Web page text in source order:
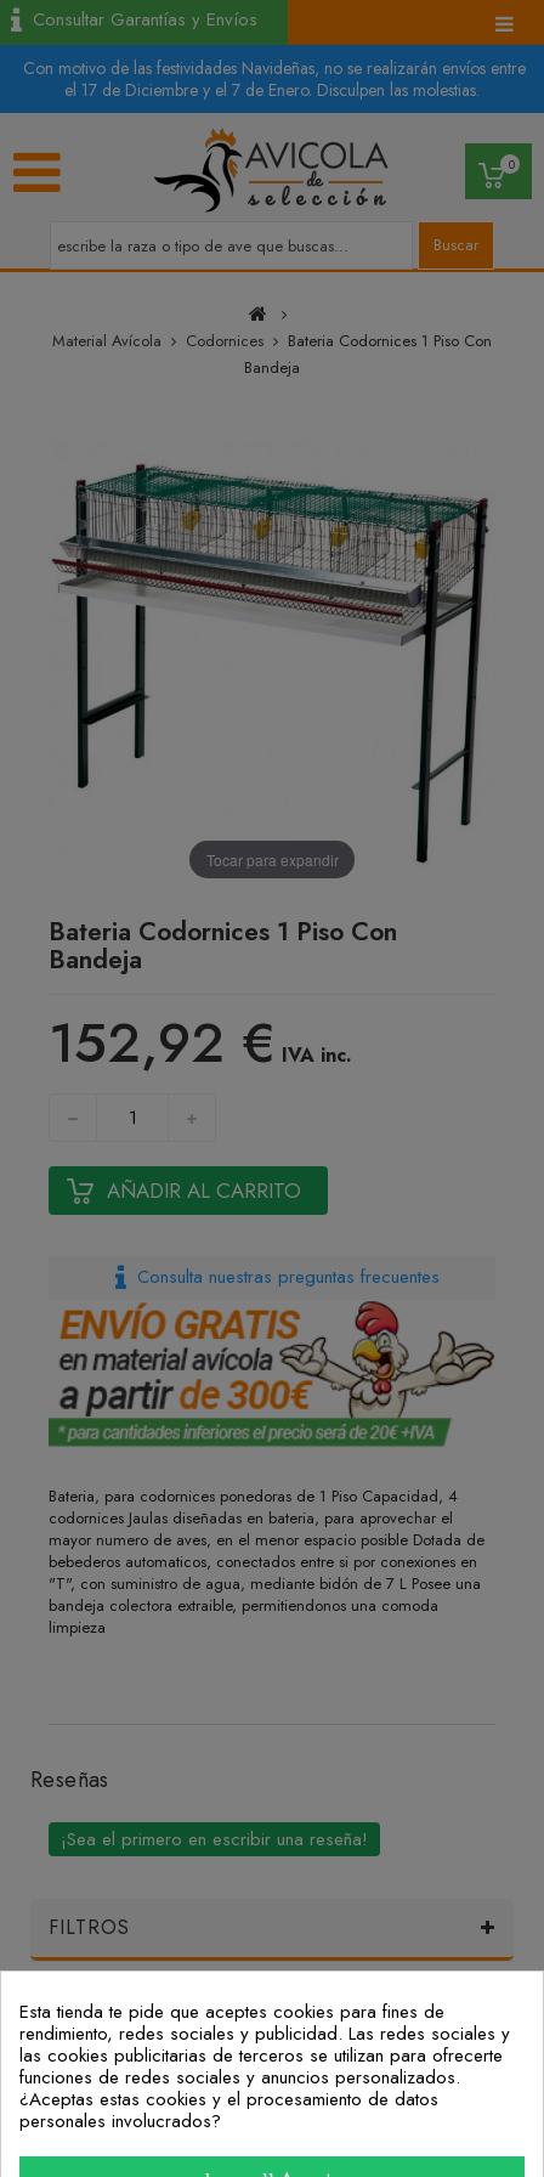
Con motivo de las festividades Navideñas, no se realizarán envíos entre
el 17 de Diciembre y el 7 de Enero. Disculpen las molestias.
0
Consultar Garantías y Envíos
Buscar
Material Avícola Codornices
Bateria Codornices 1 Piso Con
Bandeja
Tocar para expandir
Bateria Codornices 1 Piso Con
Bandeja
152,92 € IVA inc.
AÑADIR AL CARRITO
Consulta nuestras preguntas frecuentes
Bateria, para codornices ponedoras de 1 Piso Capacidad, 4
codornices Jaulas diseñadas en bateria, para aprovechar el
mayor numero de aves, en el menor espacio posible Dotada de
bebederos automaticos, conectados entre si por conexiones en
"T", con suministro de agua, mediante bidón de 7 L Posee una
bandeja colectora extraible, permitiendonos una comoda
limpieza
Reseñas
¡Sea el primero en escribir una reseña!
FILTROS
Mi Cuenta
Nuestras Oficinas
Consulta nuestras preguntas frecuentes
Esta tienda te pide que aceptes cookies para fines de
rendimiento, redes sociales y publicidad. Las redes sociales y
las cookies publicitarias de terceros se utilizan para ofrecerte
funciones de redes sociales y anuncios personalizados.
¿Aceptas estas cookies y el procesamiento de datos
personales involucrados?